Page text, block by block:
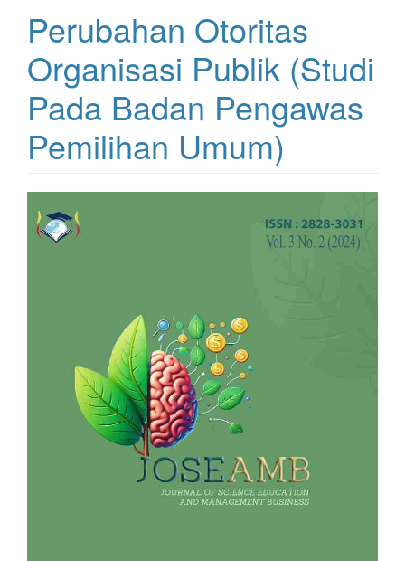
Perubahan Otoritas
Organisasi Publik (Studi
Pada Badan Pengawas
Pemilihan Umum)
Article
Sidebar